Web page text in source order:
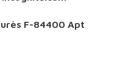
F-84400 Apt